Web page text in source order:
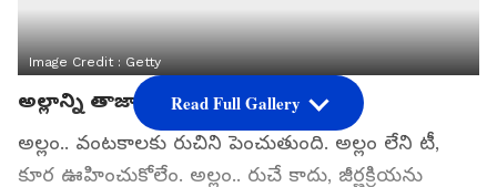
Image Credit :Getty
అల్లాన్ని తాజాగా ఉంచే చిట్కాలు
అల్లం.. వంటకాలకు రుచిని పెంచుతుంది. అల్లం లేని టీ,
కూర ఊహించుకోలేం. అల్లం.. రుచే కాదు, జీర్ణక్రియను
Read Full Gallery